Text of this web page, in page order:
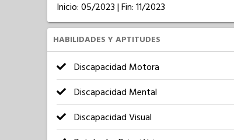
Inicio: 05/2023 | Fin: 11/2023
HABILIDADES Y APTITUDES
Discapacidad Motora
Discapacidad Mental
Discapacidad Visual